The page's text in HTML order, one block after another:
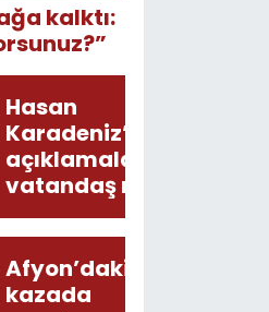
kalktı:
Hasan
Karadeniz’in
açıklamalarına
vatandaş ne
dedi?
Afyon’daki
kazada